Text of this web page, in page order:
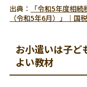
出典：
「令和5年度相
（令和5年6月）」｜国
お小遣いは子ど
よい教材